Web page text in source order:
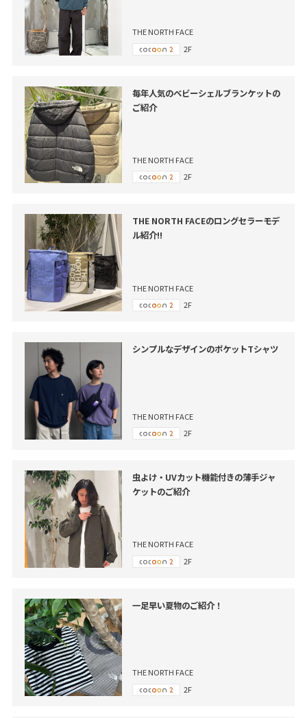
THE NORTH FACE
2F
毎年人気のベビーシェルブランケットの
ご紹介
THE NORTH FACE
2F
THE NORTH FACEのロングセラーモデ
ル紹介!!
THE NORTH FACE
2F
シンプルなデザインのポケットTシャツ
THE NORTH FACE
2F
虫よけ・UVカット機能付きの薄手ジャ
ケットのご紹介
THE NORTH FACE
2F
一足早い夏物のご紹介！
THE NORTH FACE
2F